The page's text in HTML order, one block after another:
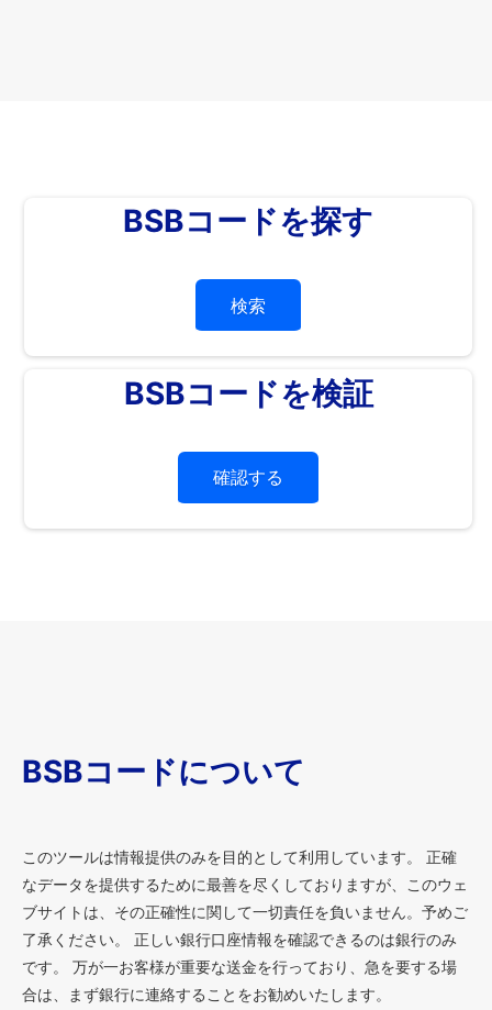
BSBコードを探す
検索
BSBコードを検証
確認する
BSBコードについて
このツールは情報提供のみを目的として利用しています。 正確
なデータを提供するために最善を尽くしておりますが、このウェ
ブサイトは、その正確性に関して一切責任を負いません。予めご
了承ください。 正しい銀行口座情報を確認できるのは銀行のみ
です。 万が一お客様が重要な送金を行っており、急を要する場
合は、まず銀行に連絡することをお勧めいたします。